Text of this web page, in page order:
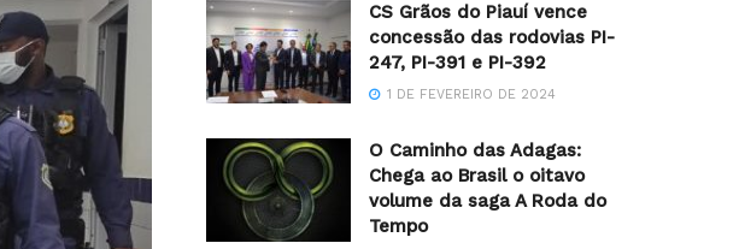
CS Grãos do Piauí vence
concessão das rodovias PI-
247, PI-391 e PI-392
1 DE FEVEREIRO DE 2024
O Caminho das Adagas:
Chega ao Brasil o oitavo
volume da saga A Roda do
Tempo